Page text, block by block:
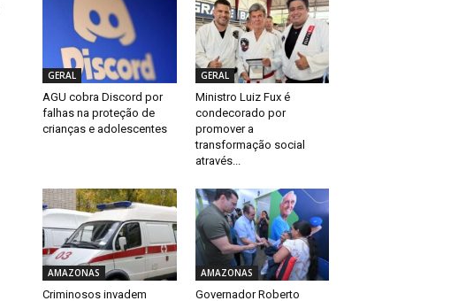
GERAL
AGU cobra Discord por
falhas na proteção de
crianças e adolescentes
GERAL
Ministro Luiz Fux é
condecorado por
promover a
transformação social
através...
AMAZONAS
Criminosos invadem
AMAZONAS
Governador Roberto